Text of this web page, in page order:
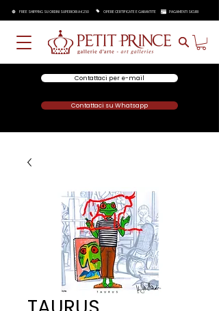
FREE SHIPPING SU ORDINI SUPERIORI A €250 OPERE CERTIFICATE E GARANTITE PAGAMENTI SICURI
Contattaci per e-mail
Contattaci su Whatsapp